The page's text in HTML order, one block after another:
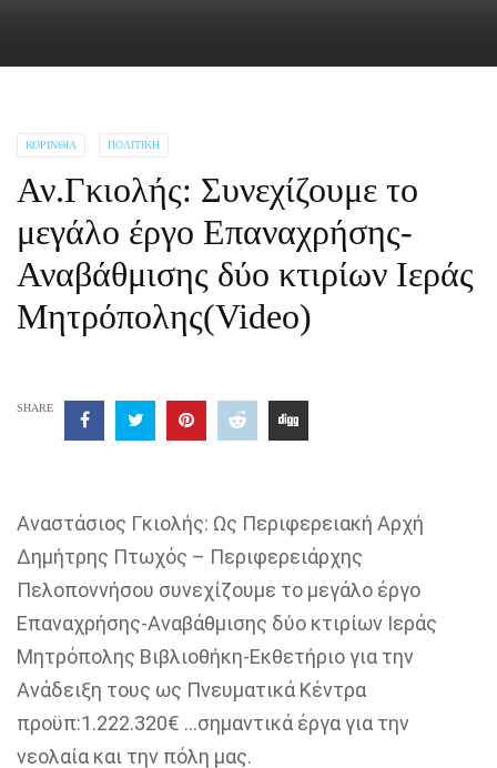
ΚΟΡΙΝΘΊΑ ΠΟΛΙΤΙΚΉ
Αν.Γκιολής: Συνεχίζουμε το
μεγάλο έργο Επαναχρήσης-
Αναβάθμισης δύο κτιρίων Ιεράς
Μητρόπολης(Video)
SHARE
Αναστάσιος Γκιολής: Ως Περιφερειακή Αρχή
Δημήτρης Πτωχός – Περιφερειάρχης
Πελοποννήσου συνεχίζουμε το μεγάλο έργο
Επαναχρήσης-Αναβάθμισης δύο κτιρίων Ιεράς
Μητρόπολης Βιβλιοθήκη-Εκθετήριο για την
Ανάδειξη τους ως Πνευματικά Κέντρα
προϋπ:1.222.320€ …σημαντικά έργα για την
νεολαία και την πόλη μας.